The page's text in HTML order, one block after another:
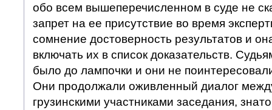
обо всем вышеперечисленном в суде не
запрет на ее присутствие во время
сомнение достоверность результатов и
включать их в список доказательств.
было до лампочки и они не
Они продолжали оживленный диалог
грузинскими участниками заседания,